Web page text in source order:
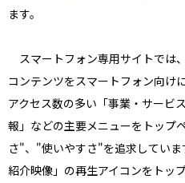
ます。
スマートフォン専用サイトでは
コンテンツをスマートフォン向け
アクセス数の多い「事業・サービ
報」などの主要メニューをトップ
さ"、"使いやすさ"を追求してい
紹介映像」の再生アイコンをトッ